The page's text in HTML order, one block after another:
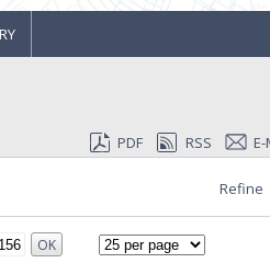
PDF RSS E-
Refine
OK